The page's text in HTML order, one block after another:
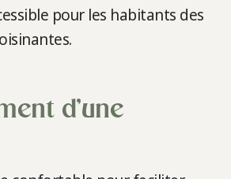
pour les habitants des
d’une